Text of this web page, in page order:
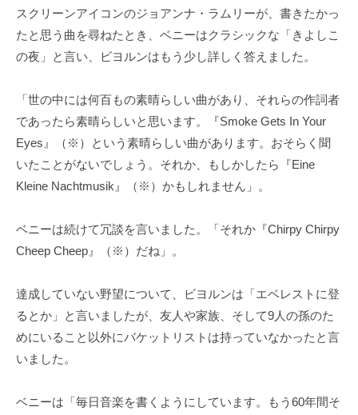
スクリーンアイコンのジョアンナ・ラムリーが、書きたかっ
たと思う曲を尋ねたとき、ベニーはクラシックな「きよしこ
の夜」と言い、ビヨルンはもう少し詳しく答えました。
「世の中には何百もの素晴らしい曲があり、それらの作詞者
であったら素晴らしいと思います。『Smoke Gets In Your
Eyes』（※）という素晴らしい曲があります。おそらく聞
いたことがないでしょう。それか、もしかしたら『Eine
Kleine Nachtmusik』（※）かもしれません」。
ベニーは続けて冗談を言いました。「それか『Chirpy Chirpy
Cheep Cheep』（※）だね」。
達成していない野望について、ビヨルンは「エベレストに登
るとか」と言いましたが、友人や家族、そして9人の孫のた
めにいること以外にバケットリストは持っていなかったと言
いました。
ベニーは「毎日音楽を書くようにしています。もう60年間そ